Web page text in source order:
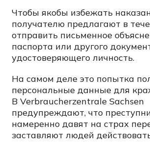
Чтобы якобы избежать
получателю предлагают в
отправить письменное
паспорта или другого
удостоверяющего личность.
На самом деле это попытка
персональные данные для
В Verbraucherzentrale Sachsen
предупреждают, что
намеренно давят на страх
заставляют людей